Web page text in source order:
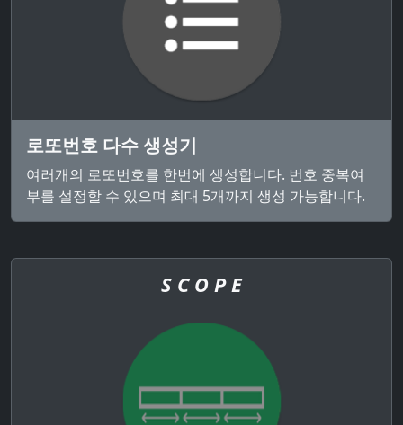
로또번호 다수 생성기
여러개의 로또번호를 한번에 생성합니다. 번호 중복여
부를 설정할 수 있으며 최대 5개까지 생성 가능합니다.
S C O P E